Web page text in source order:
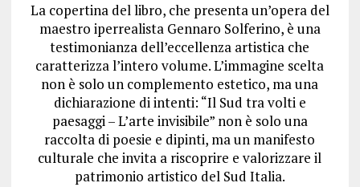
La copertina del libro, che presenta un’opera del
maestro iperrealista Gennaro Solferino, è una
testimonianza dell’eccellenza artistica che
caratterizza l’intero volume. L’immagine scelta
non è solo un complemento estetico, ma una
dichiarazione di intenti: “Il Sud tra volti e
paesaggi – L’arte invisibile” non è solo una
raccolta di poesie e dipinti, ma un manifesto
culturale che invita a riscoprire e valorizzare il
patrimonio artistico del Sud Italia.